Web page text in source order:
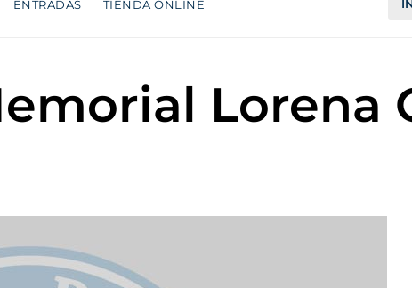
ENTRADAS TIENDA ONLINE
Lorena